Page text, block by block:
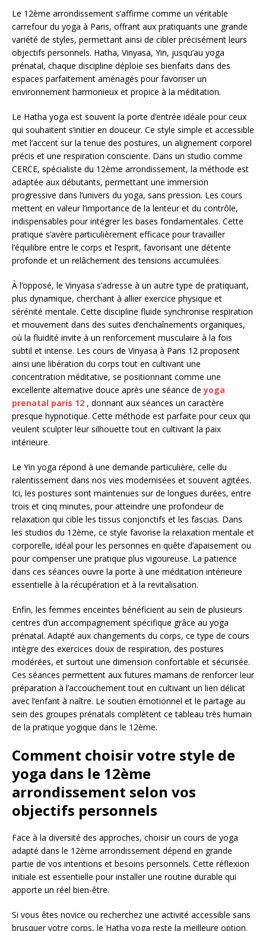
Le 12ème arrondissement s’affirme comme un véritable
carrefour du yoga à Paris, offrant aux pratiquants une grande
variété de styles, permettant ainsi de cibler précisément leurs
objectifs personnels. Hatha, Vinyasa, Yin, jusqu’au yoga
prénatal, chaque discipline déploie ses bienfaits dans des
espaces parfaitement aménagés pour favoriser un
environnement harmonieux et propice à la méditation.
Le Hatha yoga est souvent la porte d’entrée idéale pour ceux
qui souhaitent s’initier en douceur. Ce style simple et accessible
met l’accent sur la tenue des postures, un alignement corporel
précis et une respiration consciente. Dans un studio comme
CERCE, spécialiste du 12ème arrondissement, la méthode est
adaptée aux débutants, permettant une immersion
progressive dans l’univers du yoga, sans pression. Les cours
mettent en valeur l’importance de la lenteur et du contrôle,
indispensables pour intégrer les bases fondamentales. Cette
pratique s’avère particulièrement efficace pour travailler
l’équilibre entre le corps et l’esprit, favorisant une détente
profonde et un relâchement des tensions accumulées.
À l’opposé, le Vinyasa s’adresse à un autre type de pratiquant,
plus dynamique, cherchant à allier exercice physique et
sérénité mentale. Cette discipline fluide synchronise respiration
et mouvement dans des suites d’enchaînements organiques,
où la fluidité invite à un renforcement musculaire à la fois
subtil et intense. Les cours de Vinyasa à Paris 12 proposent
ainsi une libération du corps tout en cultivant une
concentration méditative, se positionnant comme une
excellente alternative douce après une séance deyoga
prenatal paris 12 , donnant aux séances un caractère
presque hypnotique. Cette méthode est parfaite pour ceux qui
veulent sculpter leur silhouette tout en cultivant la paix
intérieure.
Le Yin yoga répond à une demande particulière, celle du
ralentissement dans nos vies modernisées et souvent agitées.
Ici, les postures sont maintenues sur de longues durées, entre
trois et cinq minutes, pour atteindre une profondeur de
relaxation qui cible les tissus conjonctifs et les fascias. Dans
les studios du 12ème, ce style favorise la relaxation mentale et
corporelle, idéal pour les personnes en quête d’apaisement ou
pour compenser une pratique plus vigoureuse. La patience
dans ces séances ouvre la porte à une méditation intérieure
essentielle à la récupération et à la revitalisation.
Enfin, les femmes enceintes bénéficient au sein de plusieurs
centres d’un accompagnement spécifique grâce au yoga
prénatal. Adapté aux changements du corps, ce type de cours
intègre des exercices doux de respiration, des postures
modérées, et surtout une dimension confortable et sécurisée.
Ces séances permettent aux futures mamans de renforcer leur
préparation à l’accouchement tout en cultivant un lien délicat
avec l’enfant à naître. Le soutien émotionnel et le partage au
sein des groupes prénatals complètent ce tableau très humain
de la pratique yogique dans le 12ème.
Comment choisir votre style de
yoga dans le 12ème
arrondissement selon vos
objectifs personnels
Face à la diversité des approches, choisir un cours de yoga
adapté dans le 12ème arrondissement dépend en grande
partie de vos intentions et besoins personnels. Cette réflexion
initiale est essentielle pour installer une routine durable qui
apporte un réel bien-être.
Si vous êtes novice ou recherchez une activité accessible sans
brusquer votre corps, le Hatha yoga reste la meilleure option.